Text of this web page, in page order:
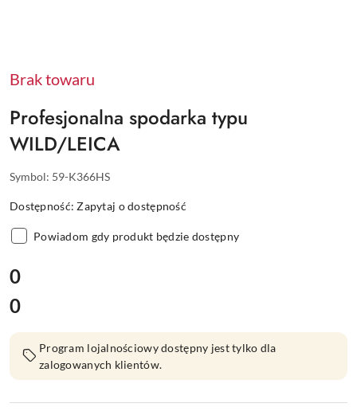
Brak towaru
Profesjonalna spodarka typu
WILD/LEICA
Symbol: 59-K366HS
Dostępność:Zapytaj o dostępność
Powiadom gdy produkt będzie dostępny
cena:
0
Cena:
0
Program lojalnościowy dostępny jest tylko dla
zalogowanych klientów.